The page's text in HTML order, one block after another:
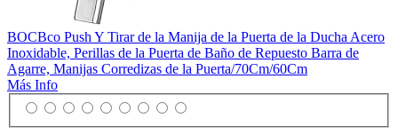
BOCBco Push Y Tirar de la Manija de la Puerta de la Ducha Acero
Inoxidable, Perillas de la Puerta de Baño de Repuesto Barra de
Agarre, Manijas Corredizas de la Puerta/70Cm/60Cm
Más Info